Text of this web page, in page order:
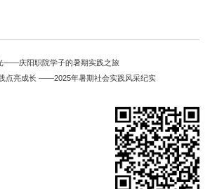
——庆阳职院学子的暑期实践之旅
点亮成长 ——2025年暑期社会实践风采纪实